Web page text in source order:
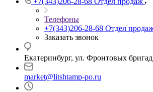
Телефоны
+7(343)206-28-68 Отдел
Заказать звонок
Екатеринбург, ул. Фронтовых
market@litshtamp-po.ru